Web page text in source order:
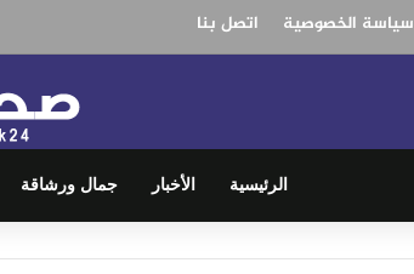
سياسة الخصوصية اتصل بنا
الرئيسية الأخبار جمال ورشاقة